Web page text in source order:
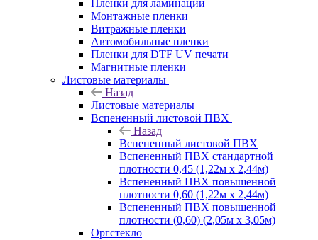
Пленки для ламинации
Монтажные пленки
Витражные пленки
Автомобильные пленки
Пленки для DTF UV печати
Магнитные пленки
Листовые материалы
Назад
Листовые материалы
Вспененный листовой ПВХ
Назад
Вспененный листовой ПВХ
Вспененный ПВХ стандартной
плотности 0,45 (1,22м х 2,44м)
Вспененный ПВХ повышенной
плотности 0,60 (1,22м х 2,44м)
Вспененный ПВХ повышенной
плотности (0,60) (2,05м х 3,05м)
Оргстекло